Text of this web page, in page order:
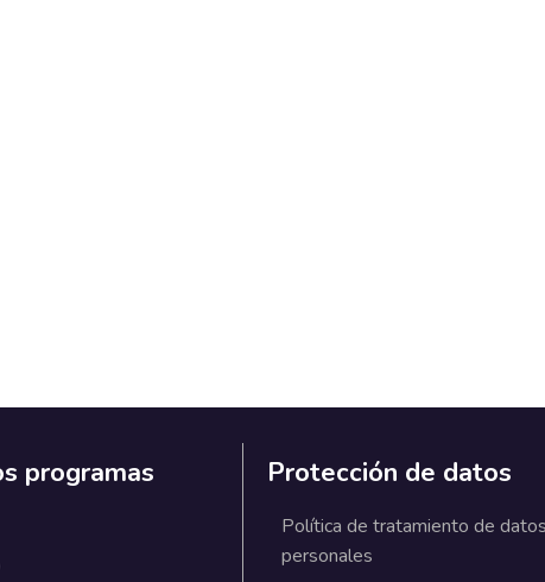
programas Protección de datos
Política de tratamiento de datos
personales